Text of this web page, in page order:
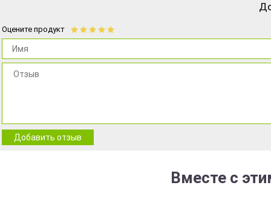
Оцените продукт
Добавить отзыв
Вместе с